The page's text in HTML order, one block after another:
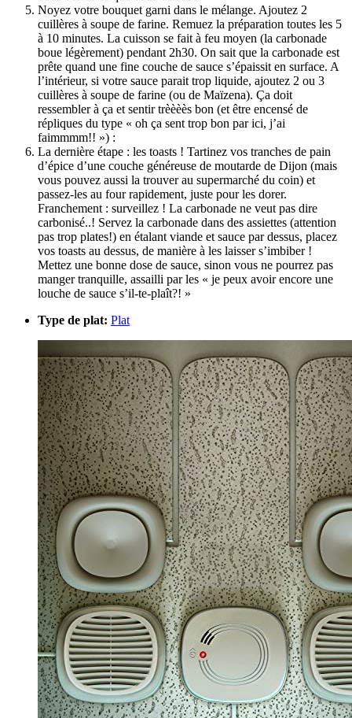
Noyez votre bouquet garni dans le mélange. Ajoutez 2
cuillères à soupe de farine. Remuez la préparation toutes les 5
à 10 minutes. La cuisson se fait à feu moyen (la carbonade
boue légèrement) pendant 2h30. On sait que la carbonade est
prête quand une fine couche de sauce s’épaissit en surface. A
l’intérieur, si votre sauce parait trop liquide, ajoutez 2 ou 3
cuillères à soupe de farine (ou de Maïzena). Ça doit
ressembler à ça et sentir trèèèès bon (et être encensé de
répliques du type « oh ça sent trop bon par ici, j’ai
faimmmm!! ») :
La dernière étape : les toasts ! Tartinez vos tranches de pain
d’épice d’une couche généreuse de moutarde de Dijon (mais
vous pouvez aussi la trouver au supermarché du coin) et
passez-les au four rapidement, juste pour les dorer.
Franchement : surveillez ! La carbonade ne veut pas dire
carbonisé..! Servez la carbonade dans des assiettes (attention
pas trop plates!) en étalant viande et sauce par dessus, placez
vos toasts au dessus, de manière à les laisser s’imbiber !
Mettez une bonne dose de sauce, sinon vous ne pourrez pas
manger tranquille, assailli par les « je peux avoir encore une
louche de sauce s’il-te-plaît?! »
Type de plat: Plat